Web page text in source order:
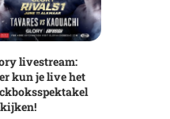
livestream:
kun je live het